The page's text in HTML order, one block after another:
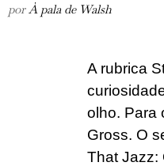
por À pala de Walsh
A rubrica
olho. Para
Gross. O
That Jazz: